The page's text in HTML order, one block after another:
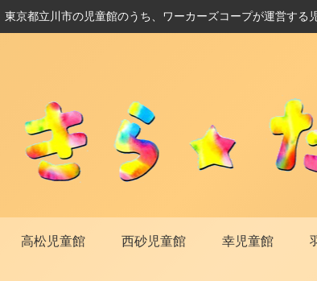
東京都立川市の児童館のうち、ワーカーズコープが運営する
高松児童館 西砂児童館 幸児童館